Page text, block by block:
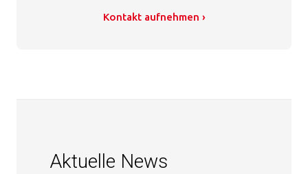
Kontakt aufnehmen ›
Aktuelle News